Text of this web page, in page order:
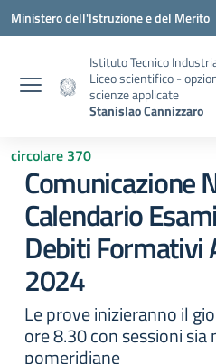
Vai ai contenuti
Vai al menu di navigazione
Vai al footer
Ministero dell'Istruzione e del Merito
Istituto Tecnico
Liceo scientifico -
scienze applicate
Stanislao Cannizzaro
circolare 370
Comunicazione
Calendario
Debiti Formativi
2024
Le prove inizieranno il
ore 8.30 con sessioni
pomeridiane